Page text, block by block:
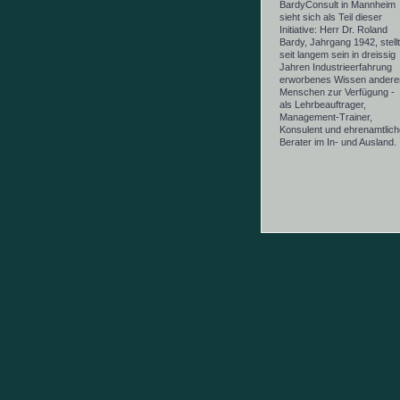
BardyConsult in Mannheim
sieht sich als Teil dieser
Initiative: Herr Dr. Roland
Bardy, Jahrgang 1942, stellt
seit langem sein in dreissig
Jahren Industrieerfahrung
erworbenes Wissen
Menschen zur Verfügung -
als Lehrbeauftrager,
Management-Trainer,
Konsulent und
Berater im In- und Ausland.